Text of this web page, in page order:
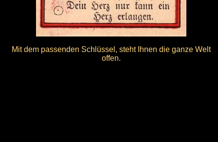
Mit dem passenden Schlüssel, steht Ihnen die ganze Welt
offen.